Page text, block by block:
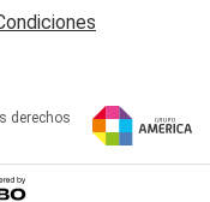
derechos